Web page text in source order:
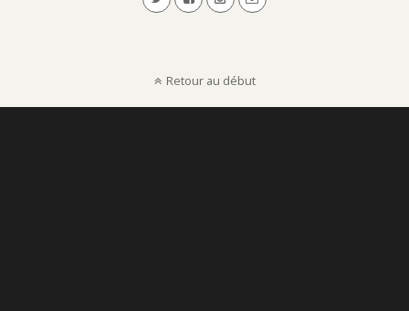
Retour au début